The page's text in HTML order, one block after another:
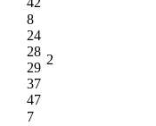
8
24
28
29
37
47
2
7